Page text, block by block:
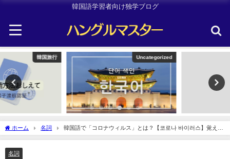
韓国語学習者向け独学ブログ
Uncategorized
ホーム 名詞
韓国語で「コロナウィルス」とは？【코로나 바이러스】覚えよ
う！
名詞